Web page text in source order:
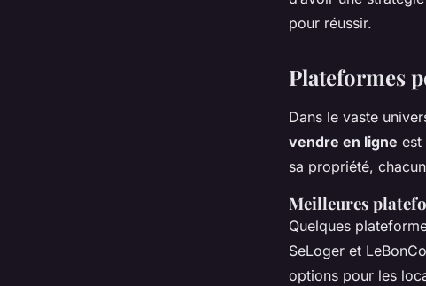
pour réussir.
Plateformes
Dans le vaste
vendre en ligne est
sa propriété,
Meilleures
Quelques
SeLoger et
options pour les